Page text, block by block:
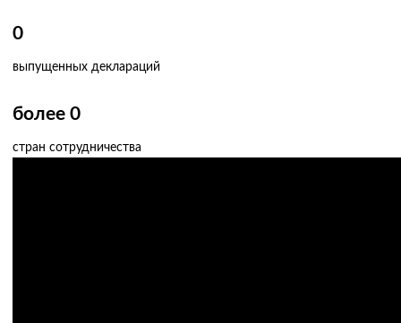
0
выпущенных деклараций
более 0
стран сотрудничества